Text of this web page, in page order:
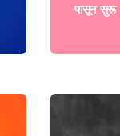
पासून सुरू